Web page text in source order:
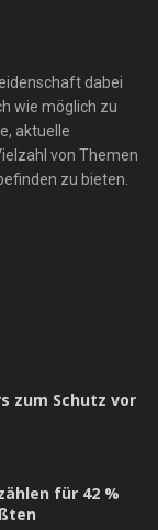
dabei
wie möglich zu
aktuelle
von Themen
zu bieten.
zum Schutz vor
für 42 %